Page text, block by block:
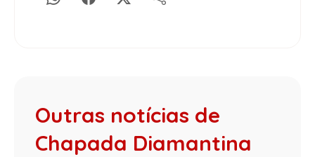
Outras notícias de
Chapada Diamantina